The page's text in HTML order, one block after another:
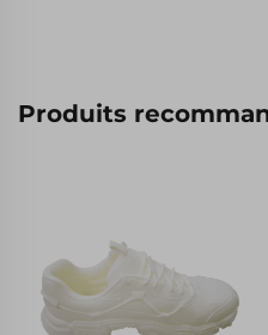
Produits